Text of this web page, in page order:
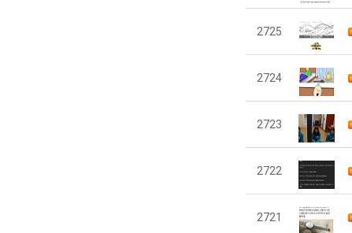
2725
2724
2723
2722
2721